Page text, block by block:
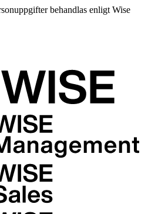
behandlas enligt Wise